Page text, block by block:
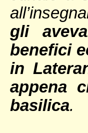
gli
benefici
in
appena
basilica.